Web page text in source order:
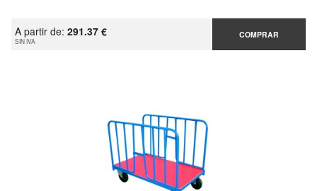
A partir de: 291.37 €
SIN IVA
COMPRAR